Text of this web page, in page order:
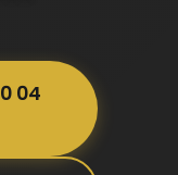
04